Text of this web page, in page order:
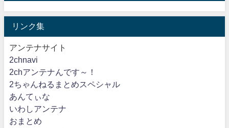
リンク集
アンテナサイト
2chnavi
2chアンテナんです～！
2ちゃんねるまとめスペシャル
あんてぃな
いわしアンテナ
おまとめ